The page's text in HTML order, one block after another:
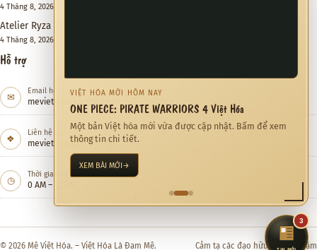
4 Tháng 8, 2026
Atelier Ryza 2: Lost Legends & the Secret Fairy DX Việt Hóa
4 Tháng 8, 2026
Hỗ trợ
✉ Email hỗ trợ
meviethoa@gmail.com
❖ Liên hệ hợp tác
meviethoa@gmail.com
◷ Thời gian hỗ trợ
0 AM – 12 PM
© 2026 Mê Việt Hóa. – Việt Hóa Là Đam Mê. Cảm tạ các đạo hữu đã quan tâm
VIỆT HÓA MỚI HÔM NAY
ONE PIECE: PIRATE WARRIORS 4 Việt Hóa
Một bản Việt hóa mới vừa được cập nhật. Bấm để xem
thông tin chi tiết.
XEM BÀI MỚI→
3